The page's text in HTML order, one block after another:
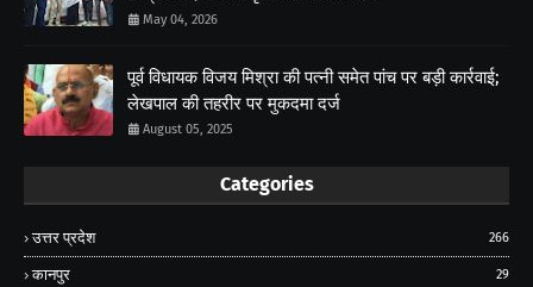
May 04, 2026
पूर्व विधायक विजय मिश्रा की पत्नी समेत पांच पर बड़ी कार्रवाई;
लेखपाल की तहरीर पर मुकदमा दर्ज
August 05, 2025
Categories
उत्तर प्रदेश 266
कानपुर 29